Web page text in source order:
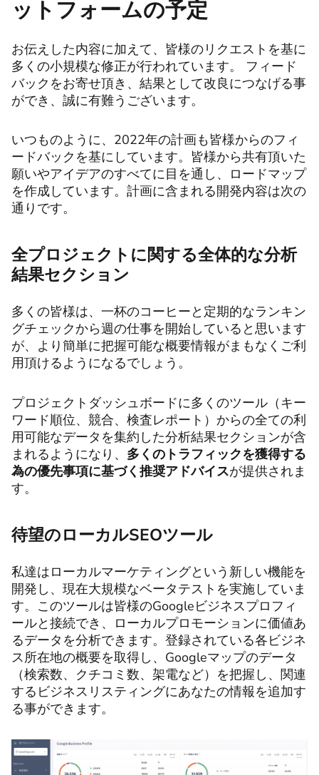
ットフォームの予定
お伝えした内容に加えて、皆様のリクエストを基に
多くの小規模な修正が行われています。 フィード
バックをお寄せ頂き、結果として改良につなげる事
ができ、誠に有難うございます。
いつものように、2022年の計画も皆様からのフィ
ードバックを基にしています。皆様から共有頂いた
願いやアイデアのすべてに目を通し、ロードマップ
を作成しています。計画に含まれる開発内容は次の
通りです。
全プロジェクトに関する全体的な分析
結果セクション
多くの皆様は、一杯のコーヒーと定期的なランキン
グチェックから週の仕事を開始していると思います
が、より簡単に把握可能な概要情報がまもなくご利
用頂けるようになるでしょう。
プロジェクトダッシュボードに多くのツール（キー
ワード順位、競合、検査レポート）からの全ての利
用可能なデータを集約した分析結果セクションが含
まれるようになり、 多くのトラフィックを獲得する
為の優先事項に基づく推奨アドバイスが提供されま
す。
待望のローカルSEOツール
私達はローカルマーケティングという新しい機能を
開発し、現在大規模なベータテストを実施していま
す。このツールは皆様のGoogleビジネスプロフィ
ールと接続でき、ローカルプロモーションに価値あ
るデータを分析できます。登録されている各ビジネ
ス所在地の概要を取得し、Googleマップのデータ
（検索数、クチコミ数、架電など）を把握し、関連
するビジネスリスティングにあなたの情報を追加す
る事ができます。